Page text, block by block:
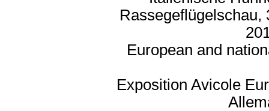
Rassegeflügelschau,
European and
Exposition Avicole